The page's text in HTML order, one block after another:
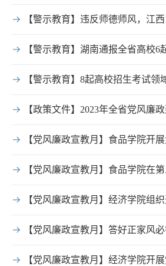
【警示教育】违反师德师风，江
【警示教育】湖南通报全省高校6
【警示教育】8起高校招生考试领
【政策文件】2023年全省党风廉
【党风廉政宣教月】食品学院开
【党风廉政宣教月】食品学院在
【党风廉政宣教月】经济学院组
【党风廉政宣教月】答好正家风
【党风廉政宣教月】经济学院开